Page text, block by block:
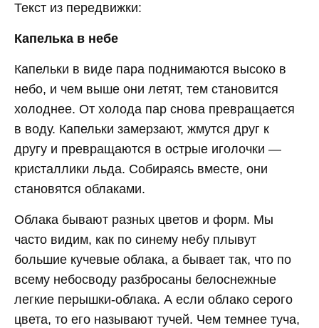
Текст из передвижки:
Капелька в небе
Капельки в виде пара поднимаются высоко в
небо, и чем выше они летят, тем становится
холоднее. От холода пар снова превращается
в воду. Капельки замерзают, жмутся друг к
другу и превращаются в острые иголочки —
кристаллики льда. Собираясь вместе, они
становятся облаками.
Облака бывают разных цветов и форм. Мы
часто видим, как по синему небу плывут
большие кучевые облака, а бывает так, что по
всему небосводу разбросаны белоснежные
легкие перышки-облака. А если облако серого
цвета, то его называют тучей. Чем темнее туча,